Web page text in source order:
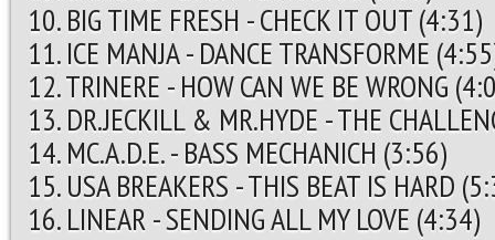
10. BIG TIME FRESH - CHECK IT OUT (4:31)
11. ICE MANJA - DANCE TRANSFORME
12. TRINERE - HOW CAN WE BE WRONG
13. DR.JECKILL & MR.HYDE - THE
14. MC.A.D.E. - BASS MECHANICH (3:56)
15. USA BREAKERS - THIS BEAT IS HARD
16. LINEAR - SENDING ALL MY LOVE (4:34)